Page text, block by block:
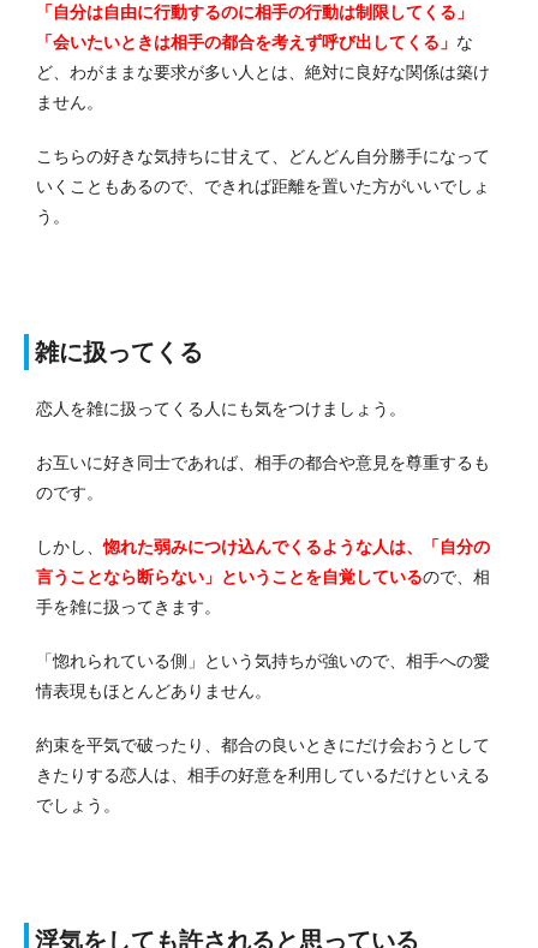
「自分は自由に行動するのに相手の行動は制限してくる」
「会いたいときは相手の都合を考えず呼び出してくる」 な
ど、わがままな要求が多い人とは、絶対に良好な関係は築け
ません。
こちらの好きな気持ちに甘えて、どんどん自分勝手になって
いくこともあるので、できれば距離を置いた方がいいでしょ
う。
雑に扱ってくる
恋人を雑に扱ってくる人にも気をつけましょう。
お互いに好き同士であれば、相手の都合や意見を尊重するも
のです。
しかし、惚れた弱みにつけ込んでくるような人は、「自分の
言うことなら断らない」ということを自覚しているので、相
手を雑に扱ってきます。
「惚れられている側」という気持ちが強いので、相手への愛
情表現もほとんどありません。
約束を平気で破ったり、都合の良いときにだけ会おうとして
きたりする恋人は、相手の好意を利用しているだけといえる
でしょう。
浮気をしても許されると思っている